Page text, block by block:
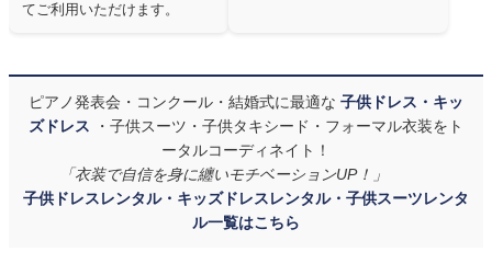
てご利用いただけます。
ピアノ発表会・コンクール・結婚式に最適な 子供ドレス・キッ
ズドレス
・子供スーツ・子供タキシード・フォーマル衣装をト
ータルコーディネイト！
「衣装で自信を身に纏いモチベーションUP！」
子供ドレスレンタル・キッズドレスレンタル・子供スーツレンタ
ル一覧はこちら